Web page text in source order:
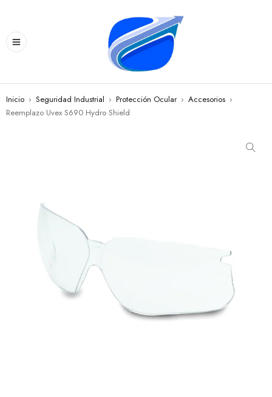
Inicio › Seguridad Industrial › Protección Ocular › Accesorios ›
Reemplazo Uvex S690 Hydro Shield